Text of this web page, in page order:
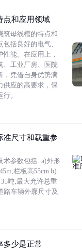
点和应用领域
筑母线槽的特点和
括良好的电气、
能。在应用上，
、工业厂房、医院
，凭借自身优势满
供应的高要求，保
。
准尺寸和载重参
术参数包括: a)外形
栏板高55cm b)
吨,最大允许总重
路车辆外廓尺寸及
多少是正常